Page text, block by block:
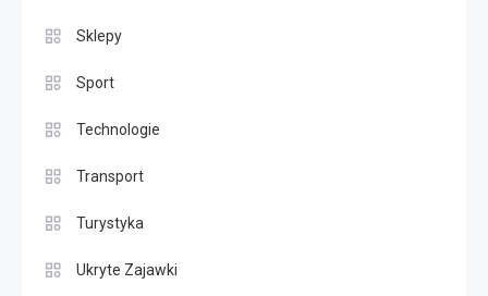
Sklepy
Sport
Technologie
Transport
Turystyka
Ukryte Zajawki